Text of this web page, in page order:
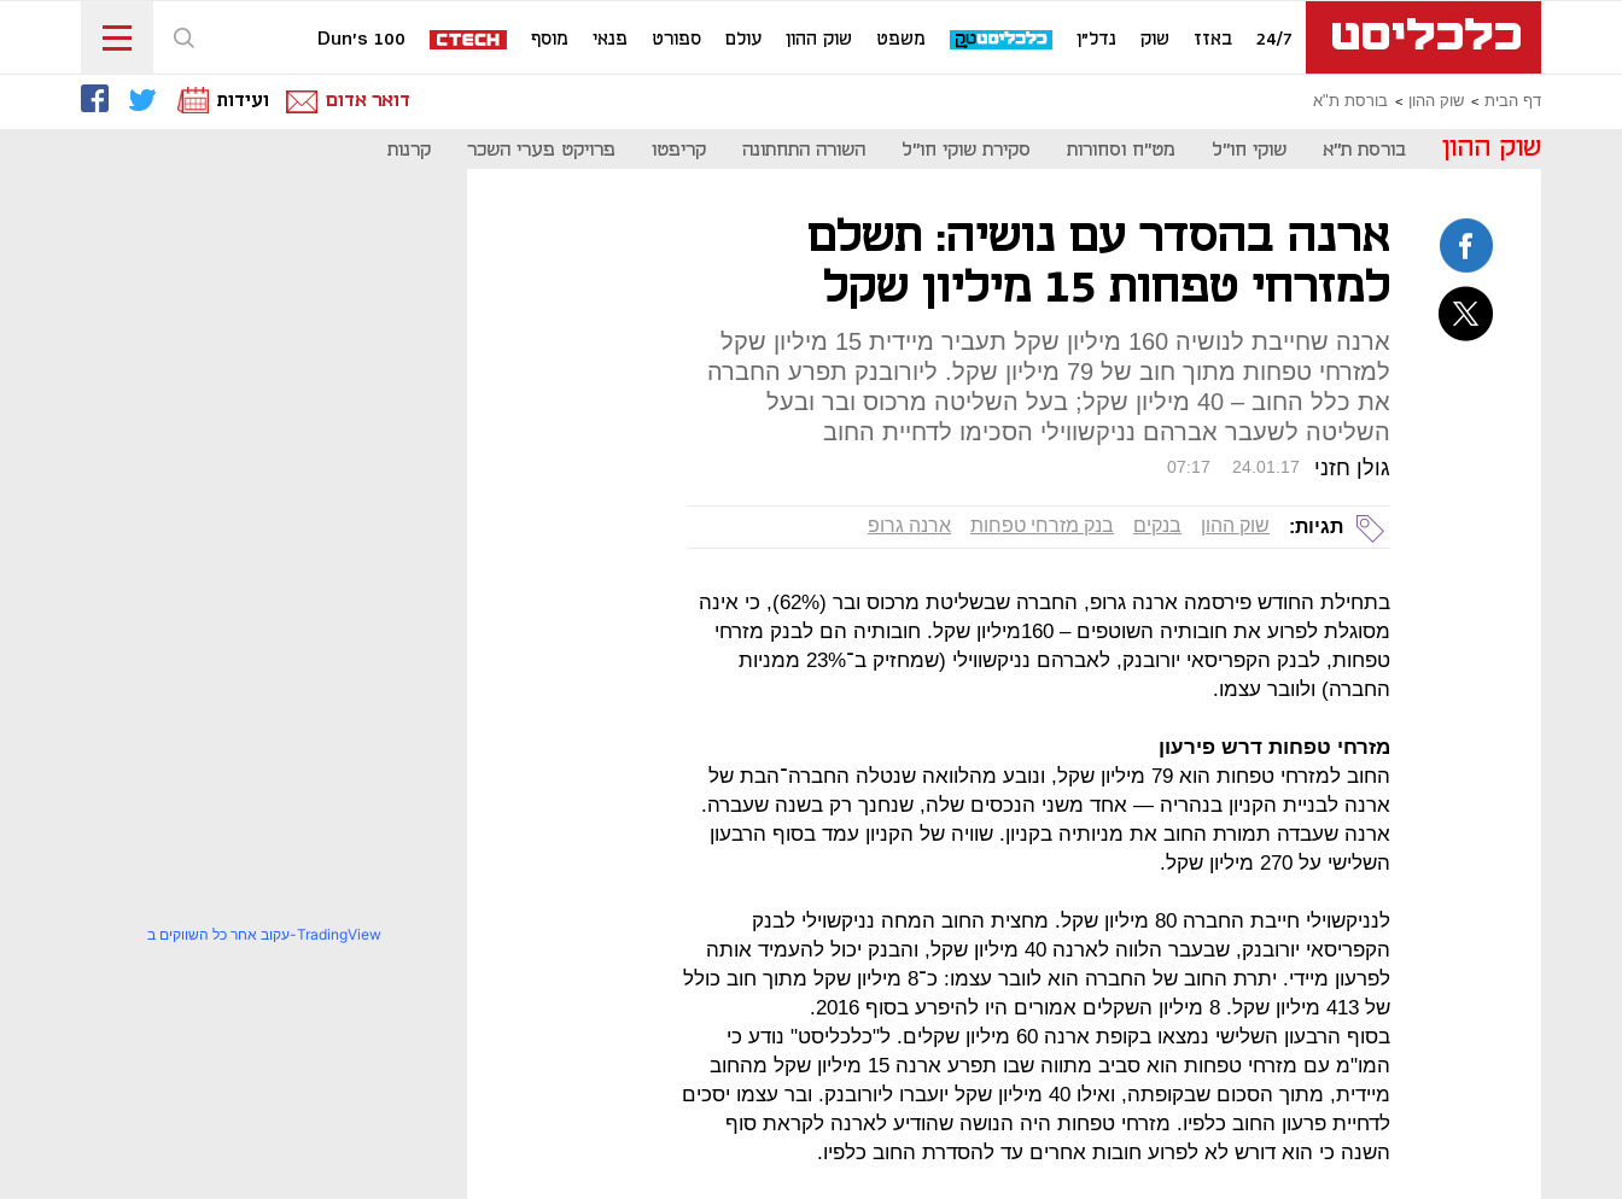
24/7 באזז שוק נדל"ן משפט שוק ההון עולם ספורט פנאי מוסף Dun's 100
דף הבית שוק ההון בורסת ת"א דואר אדום ועידות
שוק ההון בורסת ת"א שוקי חו"ל מט"ח וסחורות סקירת שוקי חו"ל השורה התחתונה קריפטו פרויקט פערי השכר קרנות
ארנה בהסדר עם נושיה: תשלם
למזרחי טפחות 15 מיליון שקל
ארנה שחייבת לנושיה 160 מיליון שקל תעביר מיידית 15 מיליון שקל
למזרחי טפחות מתוך חוב של 79 מיליון שקל. ליורובנק תפרע החברה
את כלל החוב – 40 מיליון שקל; בעל השליטה מרכוס ובר ובעל
השליטה לשעבר אברהם נניקשווילי הסכימו לדחיית החוב
גולן חזני 07:17 24.01.17
תגיות: שוק ההון בנקים בנק מזרחי טפחות ארנה גרופ
בתחילת החודש פירסמה ארנה גרופ, החברה שבשליטת מרכוס ובר (62%), כי אינה
מסוגלת לפרוע את חובותיה השוטפים – 160מיליון שקל. חובותיה הם לבנק מזרחי
טפחות, לבנק הקפריסאי יורובנק, לאברהם נניקשווילי (שמחזיק ב־23% ממניות
החברה) ולוובר עצמו.
מזרחי טפחות דרש פירעון
החוב למזרחי טפחות הוא 79 מיליון שקל, ונובע מהלוואה שנטלה החברה־הבת של
ארנה לבניית הקניון בנהריה — אחד משני הנכסים שלה, שנחנך רק בשנה שעברה.
ארנה שעבדה תמורת החוב את מניותיה בקניון. שוויה של הקניון עמד בסוף הרבעון
השלישי על 270 מיליון שקל.
לנניקשוילי חייבת החברה 80 מיליון שקל. מחצית החוב המחה נניקשוילי לבנק
הקפריסאי יורובנק, שבעבר הלווה לארנה 40 מיליון שקל, והבנק יכול להעמיד אותה
לפרעון מיידי. יתרת החוב של החברה הוא לוובר עצמו: כ־8 מיליון שקל מתוך חוב כולל
של 413 מיליון שקל. 8 מיליון השקלים אמורים היו להיפרע בסוף 2016.
בסוף הרבעון השלישי נמצאו בקופת ארנה 60 מיליון שקלים. ל"כלכליסט" נודע כי
המו"מ עם מזרחי טפחות הוא סביב מתווה שבו תפרע ארנה 15 מיליון שקל מהחוב
מיידית, מתוך הסכום שבקופתה, ואילו 40 מיליון שקל יועברו ליורובנק. ובר עצמו יסכים
לדחיית פרעון החוב כלפיו. מזרחי טפחות היה הנושה שהודיע לארנה לקראת סוף
השנה כי הוא דורש לא לפרוע חובות אחרים עד להסדרת החוב כלפיו.
עקוב אחר כל השווקים ב-TradingView